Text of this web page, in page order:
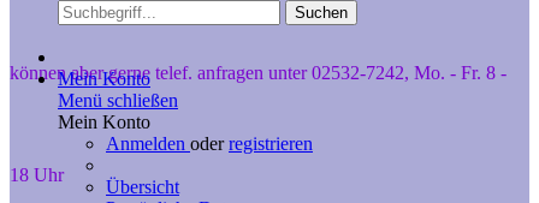
können aber gerne telef. anfragen unter 02532-7242, Mo. - Fr. 8 -
18 Uhr
Suchen
Mein Konto
Menü schließen
Mein Konto
Anmelden oderregistrieren
Übersicht